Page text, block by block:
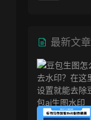
最新文章